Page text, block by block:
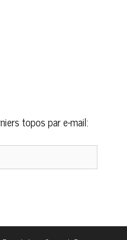
topos par e-mail: